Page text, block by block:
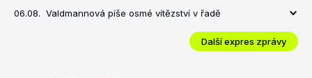
06.08. Valdmannová píše osmé vítězství v řadě
Další expres zprávy